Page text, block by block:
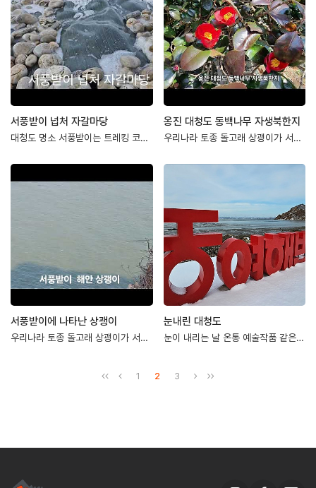
서풍받이 넙처 자갈마당
대청도 명소 서풍받이는 트레킹 코스가 멋진 곳으로 탐방객들의 사랑을 받고 있는데요, 이번에…
옹진 대청도 동백나무 자생북한지
우리나라 토종 돌고래 상괭이가 서풍받이 절벽아래 해안에서관찰되었습니다.물속을 헤엄치는 상괭…
서풍받이에 나타난 상괭이
우리나라 토종 돌고래 상괭이가 서풍받이 절벽아래 해안에서관찰되었습니다.물속을 헤엄치는 상괭…
눈내린 대청도
눈이 내리는 날 온통 예술작품 같은 대청도 풍경입니다.https://youtube.com/…
1 2 3